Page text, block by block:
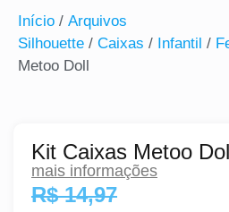
Início / Arquivos
Silhouette / Caixas / Infantil /
Metoo Doll
Kit Caixas Metoo
mais informações
R$14,97